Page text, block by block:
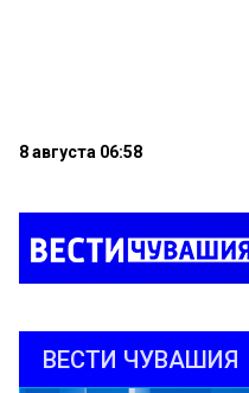
8 августа 06:58
ВЕСТИ ЧУВАШИЯ